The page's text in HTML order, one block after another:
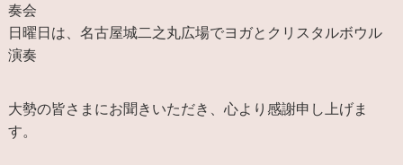
奏会
日曜日は、名古屋城二之丸広場でヨガとクリスタルボウル
演奏
大勢の皆さまにお聞きいただき、心より感謝申し上げま
す。